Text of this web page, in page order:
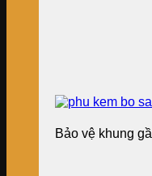
Bảo vệ khung